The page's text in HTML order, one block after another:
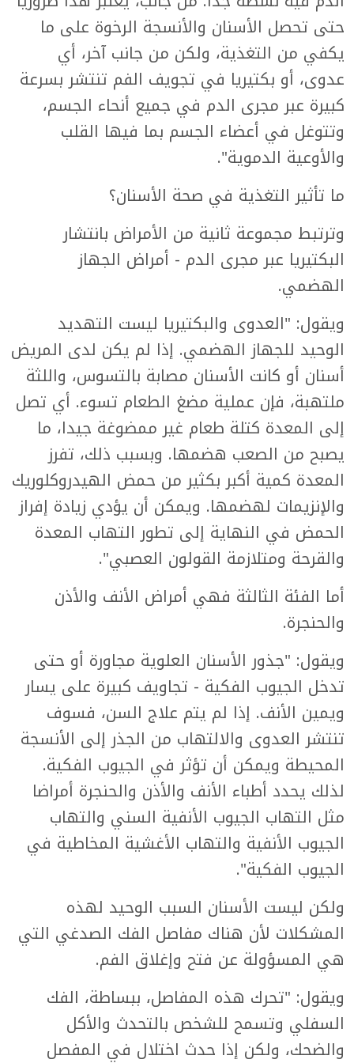
حتى تحصل الأسنان والأنسجة الرخوة على ما
يكفي من التغذية، ولكن من جانب آخر، أي
عدوى، أو بكتيريا في تجويف الفم تنتشر بسرعة
كبيرة عبر مجرى الدم في جميع أنحاء الجسم،
وتتوغل في أعضاء الجسم بما فيها القلب
والأوعية الدموية".
ما تأثير التغذية في صحة الأسنان؟
وترتبط مجموعة ثانية من الأمراض بانتشار
البكتيريا عبر مجرى الدم - أمراض الجهاز
الهضمي.
ويقول: "العدوى والبكتيريا ليست التهديد
الوحيد للجهاز الهضمي. إذا لم يكن لدى المريض
أسنان أو كانت الأسنان مصابة بالتسوس، واللثة
ملتهبة، فإن عملية مضغ الطعام تسوء. أي تصل
إلى المعدة كتلة طعام غير ممضوغة جيدا، ما
يصبح من الصعب هضمها. وبسبب ذلك، تفرز
المعدة كمية أكبر بكثير من حمض الهيدروكلوريك
والإنزيمات لهضمها. ويمكن أن يؤدي زيادة إفراز
الحمض في النهاية إلى تطور التهاب المعدة
والقرحة ومتلازمة القولون العصبي".
أما الفئة الثالثة فهي أمراض الأنف والأذن
والحنجرة.
ويقول: "جذور الأسنان العلوية مجاورة أو حتى
تدخل الجيوب الفكية - تجاويف كبيرة على يسار
ويمين الأنف. إذا لم يتم علاج السن، فسوف
تنتشر العدوى والالتهاب من الجذر إلى الأنسجة
المحيطة ويمكن أن تؤثر في الجيوب الفكية.
لذلك يحدد أطباء الأنف والأذن والحنجرة أمراضا
مثل التهاب الجيوب الأنفية السني والتهاب
الجيوب الأنفية والتهاب الأغشية المخاطية في
الجيوب الفكية".
ولكن ليست الأسنان السبب الوحيد لهذه
المشكلات لأن هناك مفاصل الفك الصدغي التي
هي المسؤولة عن فتح وإغلاق الفم.
ويقول: "تحرك هذه المفاصل، ببساطة، الفك
السفلي وتسمح للشخص بالتحدث والأكل
والضحك، ولكن إذا حدث اختلال في المفصل